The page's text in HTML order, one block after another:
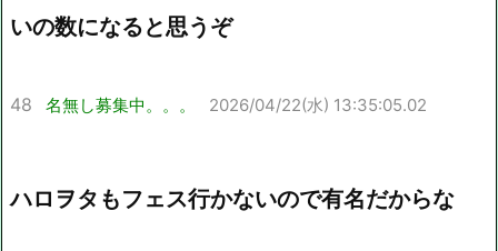
いの数になると思うぞ
48 名無し募集中。。。 2026/04/22(水) 13:35:05.02
ハロヲタもフェス行かないので有名だからな